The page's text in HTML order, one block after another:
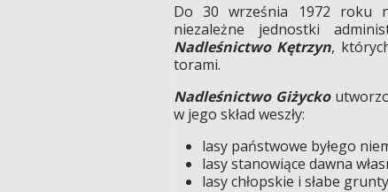
Do 30 września 1972 roku
niezależne jednostki
Nadleśnictwo Kętrzyn,
torami.
Nadleśnictwo Giżycko
w jego skład weszły:
lasy państwowe byłego
lasy stanowiące dawna
lasy chłopskie i słabe